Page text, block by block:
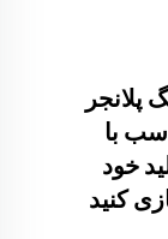
پلانجر
با
خود
کنید